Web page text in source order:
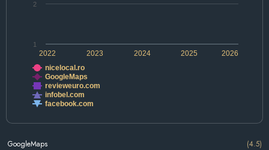
2022 2024 2026
2023 2025
1
2
nicelocal.ro
GoogleMaps
revieweuro.com
infobel.com
facebook.com
GoogleMaps (4.5)